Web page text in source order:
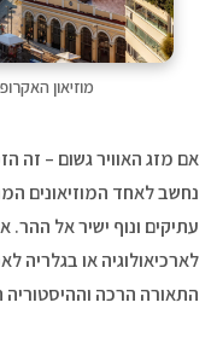
מוזיאון
אם מזג האוויר גשום – זה
נחשב לאחד המוזיאונים
עתיקים ונוף ישיר אל ההר.
לארכיאולוגיה או בגלריה
התאורה הרכה וההיסטוריה